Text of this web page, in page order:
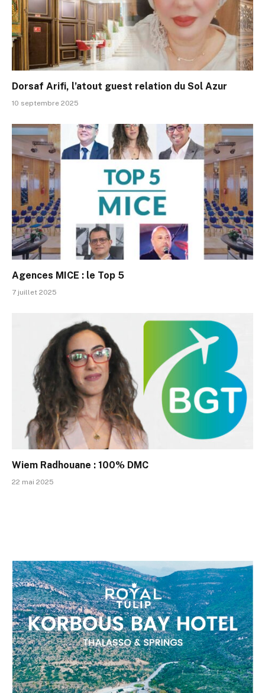
Dorsaf Arifi, l’atout guest relation du Sol Azur
10 septembre 2025
Agences MICE : le Top 5
7 juillet 2025
Wiem Radhouane : 100% DMC
22 mai 2025